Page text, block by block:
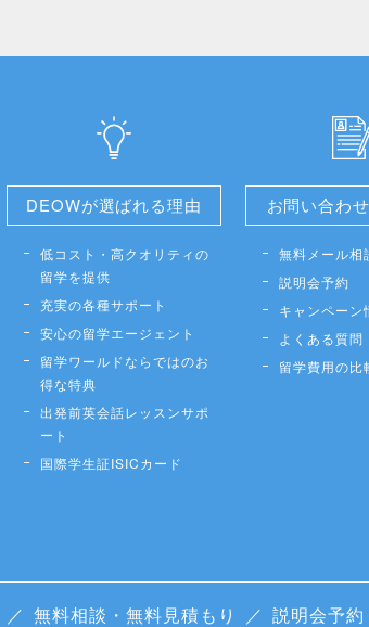
DEOWが選ばれる理由
低コスト・高クオリティの
留学を提供
充実の各種サポート
安心の留学エージェント
留学ワールドならではのお
得な特典
出発前英会話レッスンサポ
ート
国際学生証ISICカード
お問い合わ
無料メール相
説明会予約
キャンペーン
よくある質問
留学費用の比
／ 無料相談・無料見積もり ／ 説明会予約